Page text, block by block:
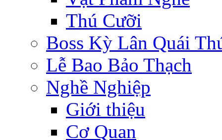
Thú Cưỡi
Boss Kỳ Lân Quái
Lễ Bao Bảo Thạch
Nghề Nghiệp
Giới thiệu
Cơ Quan